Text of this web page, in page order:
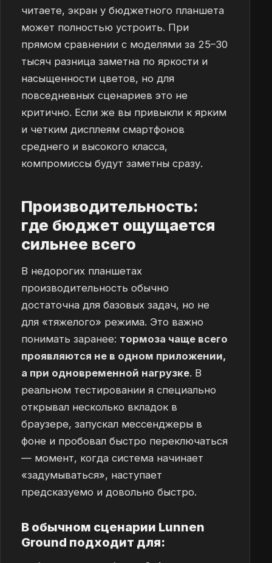
читаете, экран у бюджетного планшета
может полностью устроить. При
прямом сравнении с моделями за 25–30
тысяч разница заметна по яркости и
насыщенности цветов, но для
повседневных сценариев это не
критично. Если же вы привыкли к ярким
и четким дисплеям смартфонов
среднего и высокого класса,
компромиссы будут заметны сразу.
Производительность:
где бюджет ощущается
сильнее всего
В недорогих планшетах
производительность обычно
достаточна для базовых задач, но не
для «тяжелого» режима. Это важно
понимать заранее: тормоза чаще всего
проявляются не в одном приложении,
а при одновременной нагрузке. В
реальном тестировании я специально
открывал несколько вкладок в
браузере, запускал мессенджеры в
фоне и пробовал быстро переключаться
— момент, когда система начинает
«задумываться», наступает
предсказуемо и довольно быстро.
В обычном сценарии Lunnen
Ground подходит для: